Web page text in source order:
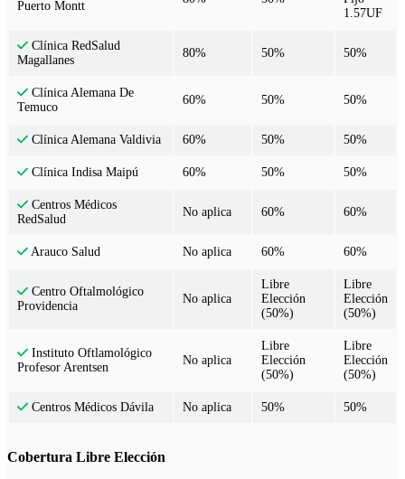
Puerto Montt
1.57UF
Clínica RedSalud
Magallanes
80% 50% 50%
Clínica Alemana De
Temuco
60% 50% 50%
Clínica Alemana Valdivia 60% 50% 50%
Clínica Indisa Maipú 60% 50% 50%
Centros Médicos
RedSalud
No aplica 60% 60%
Arauco Salud No aplica 60% 60%
Centro Oftalmológico
Providencia
No aplica
Libre
Elección
(50%)
Libre
Elección
(50%)
Instituto Oftlamológico
Profesor Arentsen
No aplica
Libre
Elección
(50%)
Libre
Elección
(50%)
Centros Médicos Dávila No aplica 50% 50%
Cobertura Libre Elección